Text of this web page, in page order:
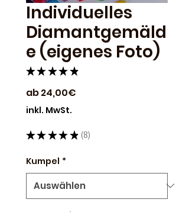
Individuelles
Diamantgemäld
e (eigenes Foto)
★ ★ ★ ★ ★
ab24,00€
inkl. MwSt.
★ ★ ★ ★ ★ 8
8
Kumpel *